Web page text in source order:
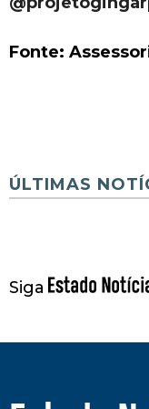
Fonte:
ÚLTIMAS
Siga